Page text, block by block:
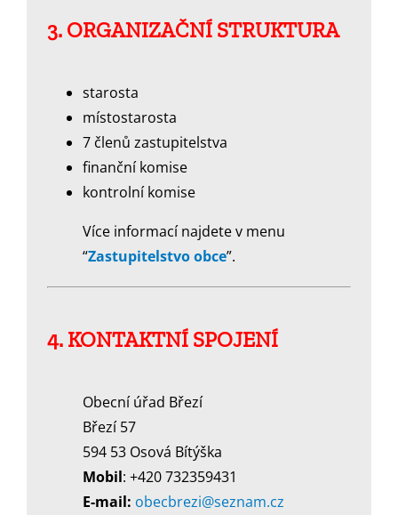
3. ORGANIZAČNÍ STRUKTURA
starosta
místostarosta
7 členů zastupitelstva
finanční komise
kontrolní komise
Více informací najdete v menu
“Zastupitelstvo obce”.
4. KONTAKTNÍ SPOJENÍ
Obecní úřad Březí
Březí 57
594 53 Osová Bítýška
Mobil: +420 732359431
E-mail: obecbrezi@seznam.cz